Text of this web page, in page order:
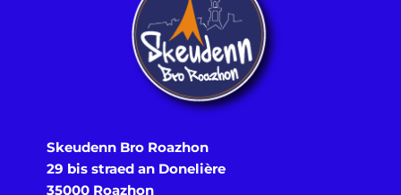
Skeudenn Bro Roazhon
29 bisstraed an Donelière
35000 Roazhon